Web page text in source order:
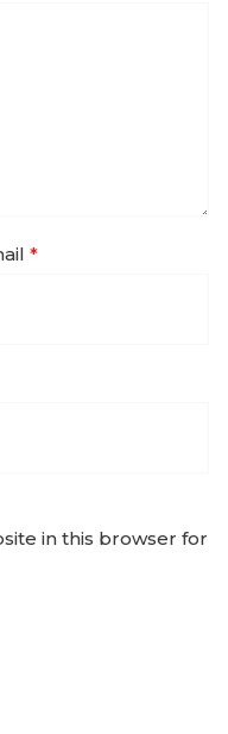
*
in this browser for